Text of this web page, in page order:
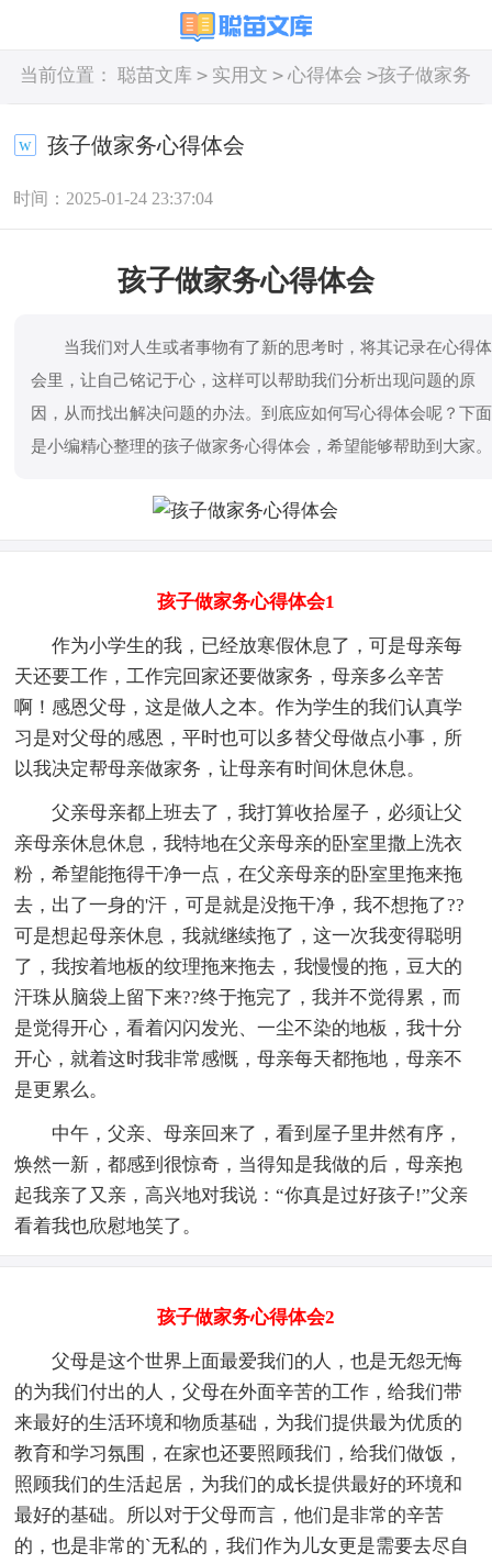
当前位置： 聪苗文库 > 实用文 > 心得体会 >孩子做家务
孩子做家务心得体会
时间：2025-01-24 23:37:04
孩子做家务心得体会
当我们对人生或者事物有了新的思考时，将其记录在心得体
会里，让自己铭记于心，这样可以帮助我们分析出现问题的原
因，从而找出解决问题的办法。到底应如何写心得体会呢？下面
是小编精心整理的孩子做家务心得体会，希望能够帮助到大家。
孩子做家务心得体会1
作为小学生的我，已经放寒假休息了，可是母亲每
天还要工作，工作完回家还要做家务，母亲多么辛苦
啊！感恩父母，这是做人之本。作为学生的我们认真学
习是对父母的感恩，平时也可以多替父母做点小事，所
以我决定帮母亲做家务，让母亲有时间休息休息。
父亲母亲都上班去了，我打算收拾屋子，必须让父
亲母亲休息休息，我特地在父亲母亲的卧室里撒上洗衣
粉，希望能拖得干净一点，在父亲母亲的卧室里拖来拖
去，出了一身的'汗，可是就是没拖干净，我不想拖了??
可是想起母亲休息，我就继续拖了，这一次我变得聪明
了，我按着地板的纹理拖来拖去，我慢慢的拖，豆大的
汗珠从脑袋上留下来??终于拖完了，我并不觉得累，而
是觉得开心，看着闪闪发光、一尘不染的地板，我十分
开心，就着这时我非常感慨，母亲每天都拖地，母亲不
是更累么。
中午，父亲、母亲回来了，看到屋子里井然有序，
焕然一新，都感到很惊奇，当得知是我做的后，母亲抱
起我亲了又亲，高兴地对我说：“你真是过好孩子!”父亲
看着我也欣慰地笑了。
孩子做家务心得体会2
父母是这个世界上面最爱我们的人，也是无怨无悔
的为我们付出的人，父母在外面辛苦的工作，给我们带
来最好的生活环境和物质基础，为我们提供最为优质的
教育和学习氛围，在家也还要照顾我们，给我们做饭，
照顾我们的生活起居，为我们的成长提供最好的环境和
最好的基础。所以对于父母而言，他们是非常的辛苦
的，也是非常的`无私的，我们作为儿女更是需要去尽自